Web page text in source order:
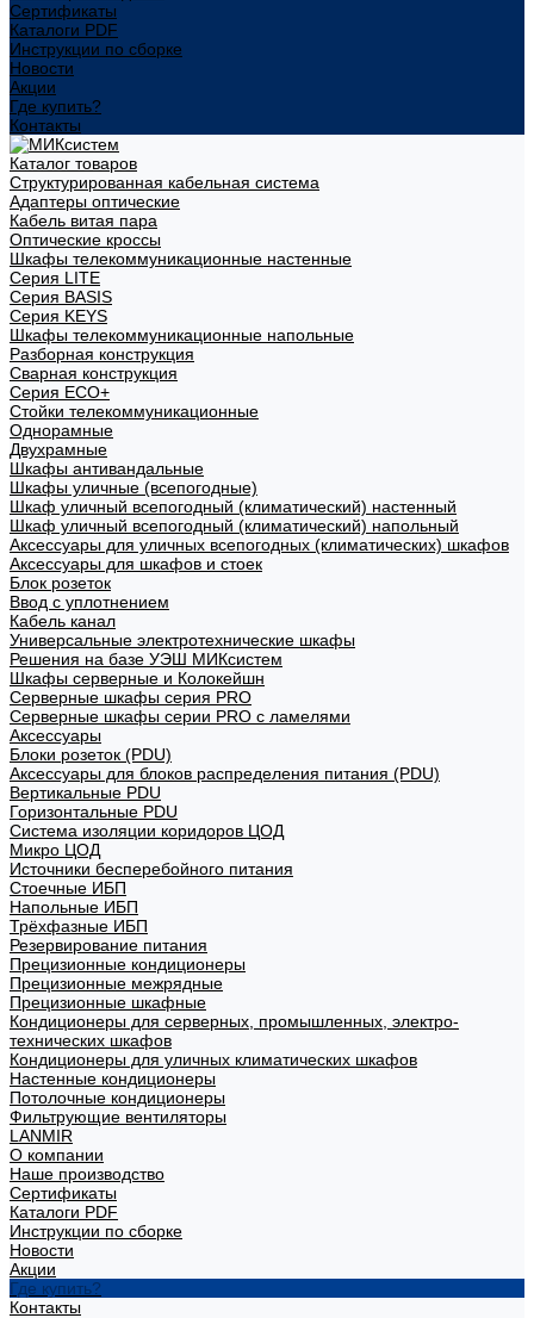
Сертификаты
Каталоги PDF
Инструкции по сборке
Новости
Акции
Где купить?
Контакты
Каталог товаров
Структурированная кабельная система
Адаптеры оптические
Кабель витая пара
Оптические кроссы
Шкафы телекоммуникационные настенные
Cерия LITE
Cерия BASIS
Cерия KEYS
Шкафы телекоммуникационные напольные
Разборная конструкция
Сварная конструкция
Серия ECO+
Стойки телекоммуникационные
Однорамные
Двухрамные
Шкафы антивандальные
Шкафы уличные (всепогодные)
Шкаф уличный всепогодный (климатический) настенный
Шкаф уличный всепогодный (климатический) напольный
Аксессуары для уличных всепогодных (климатических) шкафов
Аксессуары для шкафов и стоек
Блок розеток
Ввод с уплотнением
Кабель канал
Универсальные электротехнические шкафы
Решения на базе УЭШ МИКсистем
Шкафы серверные и Колокейшн
Серверные шкафы серия PRO
Серверные шкафы серии PRO с ламелями
Аксессуары
Блоки розеток (PDU)
Аксессуары для блоков распределения питания (PDU)
Вертикальные PDU
Горизонтальные PDU
Система изоляции коридоров ЦОД
Микро ЦОД
Источники бесперебойного питания
Стоечные ИБП
Напольные ИБП
Трёхфазные ИБП
Резервирование питания
Прецизионные кондиционеры
Прецизионные межрядные
Прецизионные шкафные
Кондиционеры для серверных, промышленных, электро-
технических шкафов
Кондиционеры для уличных климатических шкафов
Настенные кондиционеры
Потолочные кондиционеры
Фильтрующие вентиляторы
LANMIR
О компании
Наше производство
Сертификаты
Каталоги PDF
Инструкции по сборке
Новости
Акции
Где купить?
Контакты